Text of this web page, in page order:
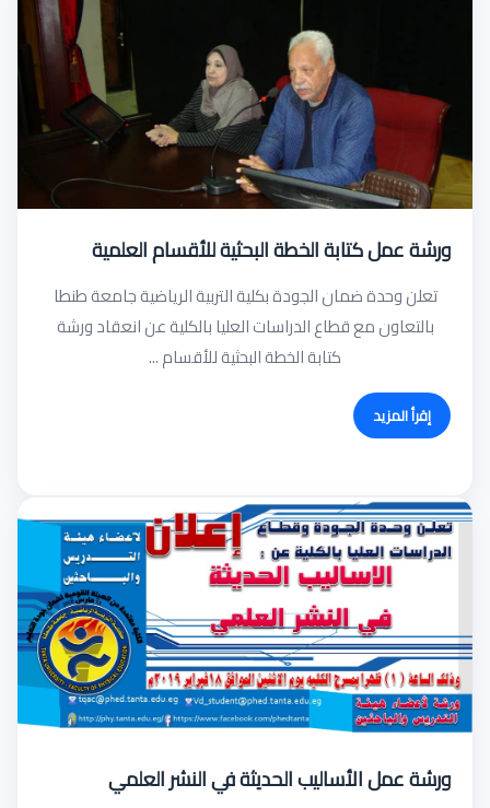
ورشة عمل كتابة الخطة البحثية للأقسام العلمية
تعلن وحدة ضمان الجودة بكلية التربية الرياضية جامعة طنطا
بالتعاون مع قطاع الدراسات العليا بالكلية عن انعقاد ورشة
كتابة الخطة البحثية للأقسام ...
إقرأ المزيد
ورشة عمل الأساليب الحديثة في النشر العلمي